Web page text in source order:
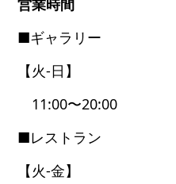
■ギャラリー
【火-日】
11:00〜20:00
■レストラン
【火-金】